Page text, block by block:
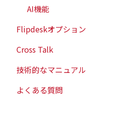
AI機能
Flipdeskオプション
有人チャット
WEBプッシュ
会員情報連携
Cross Talk
スタートガイド
技術的なマニュアル
よくある質問